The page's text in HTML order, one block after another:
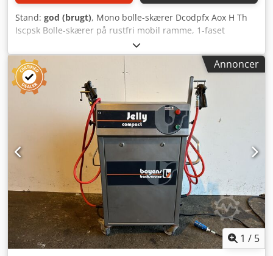
Stand: god (brugt), Mono bolle-skærer Dcodpfx Aox H Th
Iscpsk Bolle-skærer på rustfri mobil ramme, 1-faset
Annoncer
1 / 5